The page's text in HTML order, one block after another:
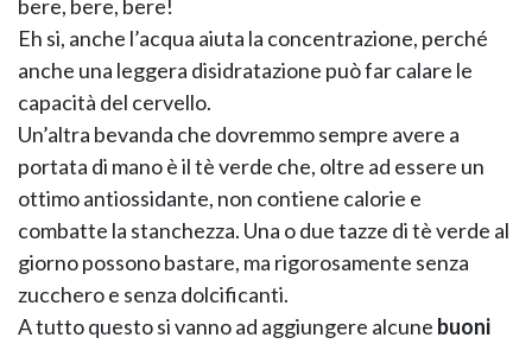
bere, bere, bere!
Eh si, anche l’acqua aiuta la concentrazione, perché
anche una leggera disidratazione può far calare le
capacità del cervello.
Un’altra bevanda che dovremmo sempre avere a
portata di mano è il tè verde che, oltre ad essere un
ottimo antiossidante, non contiene calorie e
combatte la stanchezza. Una o due tazze di tè verde al
giorno possono bastare, ma rigorosamente senza
zucchero e senza dolcificanti.
A tutto questo si vanno ad aggiungere alcune buoni